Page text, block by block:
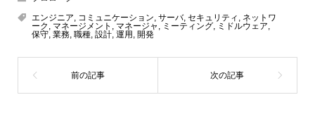
エンジニア, コミュニケーション, サーバ, セキュリティ , ネットワ
ーク , マネージメント , マネージャ , ミーティング, ミドルウェア,
保守, 業務, 職種, 設計, 運用 , 開発